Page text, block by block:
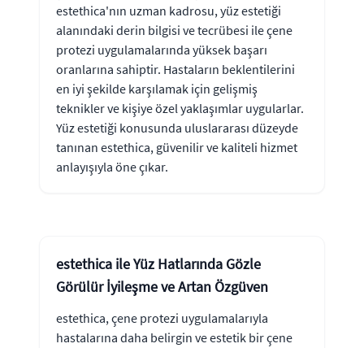
estethica'nın uzman kadrosu, yüz estetiği
alanındaki derin bilgisi ve tecrübesi ile çene
protezi uygulamalarında yüksek başarı
oranlarına sahiptir. Hastaların beklentilerini
en iyi şekilde karşılamak için gelişmiş
teknikler ve kişiye özel yaklaşımlar uygularlar.
Yüz estetiği konusunda uluslararası düzeyde
tanınan estethica, güvenilir ve kaliteli hizmet
anlayışıyla öne çıkar.
estethica ile Yüz Hatlarında Gözle
Görülür İyileşme ve Artan Özgüven
estethica, çene protezi uygulamalarıyla
hastalarına daha belirgin ve estetik bir çene